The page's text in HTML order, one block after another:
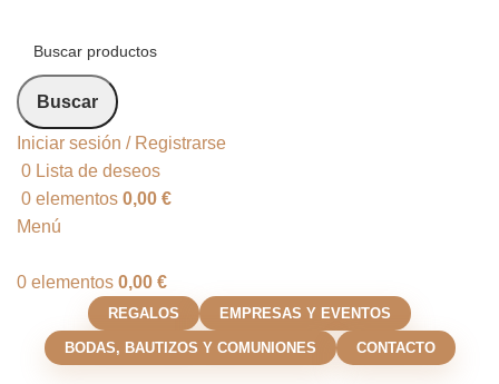
Buscar
Iniciar sesión / Registrarse
0 Lista de deseos
0 elementos 0,00 €
Menú
0 elementos 0,00 €
REGALOS EMPRESAS Y EVENTOS
BODAS, BAUTIZOS Y COMUNIONES CONTACTO